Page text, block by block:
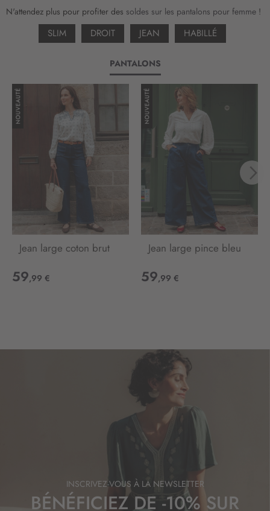
N'attendez plus pour profiter des soldes sur les pantalons pour femme !
SLIM DROIT JEAN HABILLÉ
PANTALONS
Jean large coton brut
59,99 €
Jean large pince bleu
59,99 €
INSCRIVEZ-VOUS À LA NEWSLETTER
BÉNÉFICIEZ DE -10% SUR